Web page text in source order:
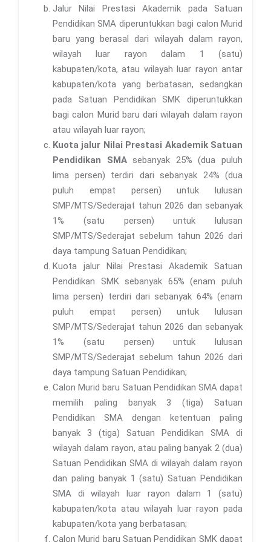
Jalur Nilai Prestasi Akademik pada Satuan
Pendidikan SMA diperuntukkan bagi calon Murid
baru yang berasal dari wilayah dalam rayon,
wilayah luar rayon dalam 1 (satu)
kabupaten/kota, atau wilayah luar rayon antar
kabupaten/kota yang berbatasan, sedangkan
pada Satuan Pendidikan SMK diperuntukkan
bagi calon Murid baru dari wilayah dalam rayon
atau wilayah luar rayon;
Kuota jalur Nilai Prestasi Akademik Satuan
Pendidikan SMAsebanyak 25% (dua puluh
lima persen) terdiri dari sebanyak 24% (dua
puluh empat persen) untuk lulusan
SMP/MTS/Sederajat tahun 2026 dan sebanyak
1% (satu persen) untuk lulusan
SMP/MTS/Sederajat sebelum tahun 2026 dari
daya tampung Satuan Pendidikan;
Kuota jalur Nilai Prestasi Akademik Satuan
Pendidikan SMK sebanyak 65% (enam puluh
lima persen) terdiri dari sebanyak 64% (enam
puluh empat persen) untuk lulusan
SMP/MTS/Sederajat tahun 2026 dan sebanyak
1% (satu persen) untuk lulusan
SMP/MTS/Sederajat sebelum tahun 2026 dari
daya tampung Satuan Pendidikan;
Calon Murid baru Satuan Pendidikan SMA dapat
memilih paling banyak 3 (tiga) Satuan
Pendidikan SMA dengan ketentuan paling
banyak 3 (tiga) Satuan Pendidikan SMA di
wilayah dalam rayon, atau paling banyak 2 (dua)
Satuan Pendidikan SMA di wilayah dalam rayon
dan paling banyak 1 (satu) Satuan Pendidikan
SMA di wilayah luar rayon dalam 1 (satu)
kabupaten/kota atau wilayah luar rayon pada
kabupaten/kota yang berbatasan;
Calon Murid baru Satuan Pendidikan SMK dapat